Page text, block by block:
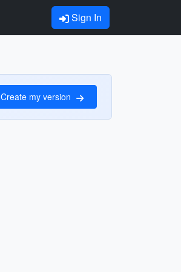
Sign In
Create my version